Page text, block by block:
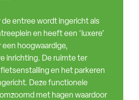
de entree wordt ingericht als
en heeft een ‘luxere’
hoogwaardige,
inrichting. De ruimte ter
en het parkeren
Deze functionele
met hagen waardoor